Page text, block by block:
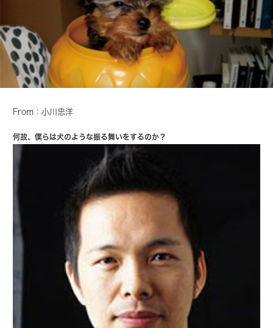
From：小川忠洋
何故、僕らは犬のような振る舞いをするのか？